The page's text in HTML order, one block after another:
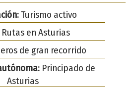
Turismo activo
en Asturias
de gran recorrido
Principado de
Asturias